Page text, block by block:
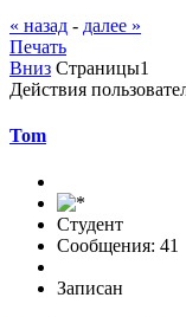
« назад - далее »
Печать
Вниз Страницы1
Действия
Tom
Студент
Сообщения: 41
Записан